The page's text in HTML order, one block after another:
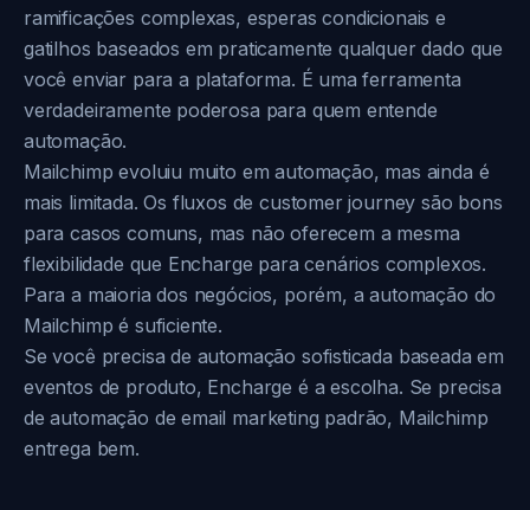
ramificações complexas, esperas condicionais e
gatilhos baseados em praticamente qualquer dado que
você enviar para a plataforma. É uma ferramenta
verdadeiramente poderosa para quem entende
automação.
Mailchimp evoluiu muito em automação, mas ainda é
mais limitada. Os fluxos de customer journey são bons
para casos comuns, mas não oferecem a mesma
flexibilidade que Encharge para cenários complexos.
Para a maioria dos negócios, porém, a automação do
Mailchimp é suficiente.
Se você precisa de automação sofisticada baseada em
eventos de produto, Encharge é a escolha. Se precisa
de automação de email marketing padrão, Mailchimp
entrega bem.